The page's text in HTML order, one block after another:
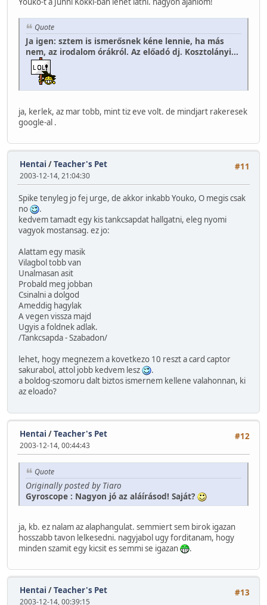
Quote
Ja igen: sztem is ismerősnek kéne lennie, ha más
nem, az irodalom órákról. Az előadó dj. Kosztolányi...
ja, kerlek, az mar tobb, mint tiz eve volt. de mindjart rakeresek
google-al .
#11
Hentai /Teacher's Pet
2003-12-14, 21:04:30
Spike tenyleg jo fej urge, de akkor inkabb Youko, O megis csak
no
.
kedvem tamadt egy kis tankcsapdat hallgatni, eleg nyomi
vagyok mostansag. ez jo:
Alattam egy masik
Vilagbol tobb van
Unalmasan asit
Probald meg jobban
Csinalni a dolgod
Ameddig hagylak
A vegen vissza majd
Ugyis a foldnek adlak.
/Tankcsapda - Szabadon/
lehet, hogy megnezem a kovetkezo 10 reszt a card captor
sakurabol, attol jobb kedvem lesz
.
a boldog-szomoru dalt biztos ismernem kellene valahonnan, ki
az eloado?
#12
Hentai /Teacher's Pet
2003-12-14, 00:44:43
Quote
Originally posted by Tiaro
Gyroscope : Nagyon jó az aláírásod! Saját?
ja, kb. ez nalam az alaphangulat. semmiert sem birok igazan
hosszabb tavon lelkesedni. nagyjabol ugy forditanam, hogy
minden szamit egy kicsit es semmi se igazan
.
#13
Hentai /Teacher's Pet
2003-12-14, 00:39:15